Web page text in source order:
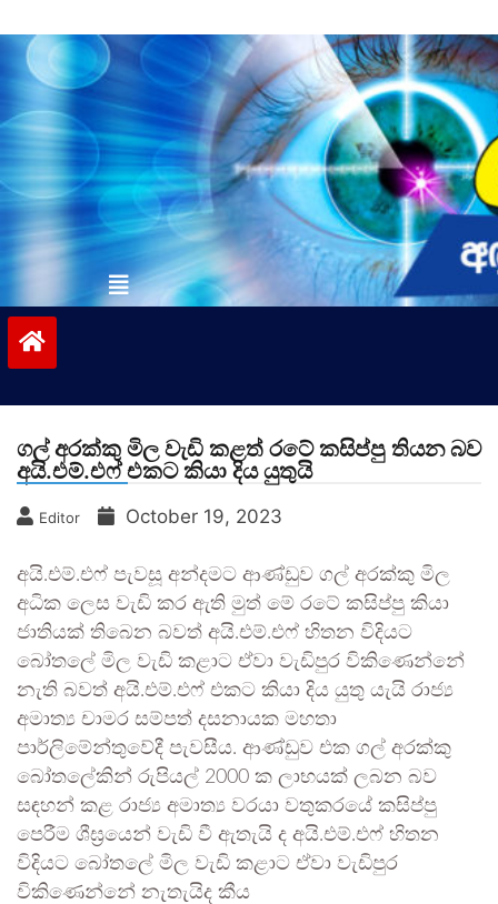
to
contentvinivida.lk
ගල් අරක්කු මිල වැඩි කළත් රටේ කසිප්පු තියන බව
අයි.එම්.එෆ් එකට කියා දිය යුතුයි
Editor October 19, 2023
අයි.එම්.එෆ් පැවසූ අන්දමට ආණ්ඩුව ගල් අරක්කු මිල
අධික ලෙස වැඩි කර ඇති මුත් මේ රටේ කසිප්පු කියා
ජාතියක් තිබෙන බවත් අයි.එම්.එෆ් හිතන විදියට
බෝතලේ මිල වැඩි කළාට ඒවා වැඩිපුර විකිණෙන්නේ
නැති බවත් අයි.එම්.එෆ් එකට කියා දිය යුතු යැයි රාජ්‍ය
අමාත්‍ය චාමර සම්පත් දසනායක මහතා
පාර්ලිමේන්තුවේදී පැවසීය. ආණ්ඩුව එක ගල් අරක්කු
බෝතලේකින් රුපියල් 2000 ක ලාභයක් ලබන බව
සඳහන් කළ රාජ්‍ය අමාත්‍ය වරයා වතුකරයේ කසිප්පු
පෙරීම ශීඝ්‍රයෙන් වැඩි වී ඇතැයි ද අයි.එම්.එෆ් හිතන
විදියට බෝතලේ මිල වැඩි කළාට ඒවා වැඩිපුර
විකිණෙන්නේ නැතැයිද කීය